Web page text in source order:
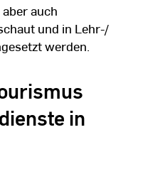
auch
und in Lehr-/
werden.
in